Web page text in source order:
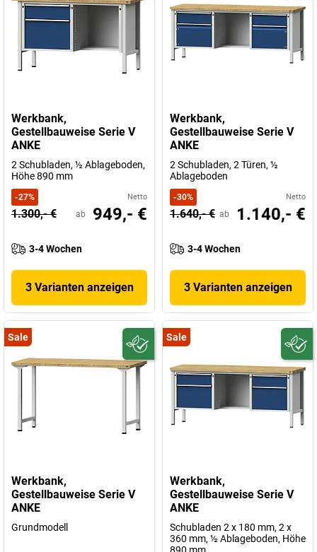
Werkbank,
Gestellbauweise Serie V
ANKE
2 Schubladen, ½ Ablageboden,
Höhe 890 mm
-27% Netto
1.300,- € ab 949,- €
3-4 Wochen
3 Varianten anzeigen
Werkbank,
Gestellbauweise Serie V
ANKE
2 Schubladen, 2 Türen, ½
Ablageboden
-30% Netto
1.640,- € ab 1.140,- €
3-4 Wochen
3 Varianten anzeigen
Sale
Werkbank,
Gestellbauweise Serie V
ANKE
Grundmodell
Sale
Werkbank,
Gestellbauweise Serie V
ANKE
Schubladen 2 x 180 mm, 2 x
360 mm, ½ Ablageboden, Höhe